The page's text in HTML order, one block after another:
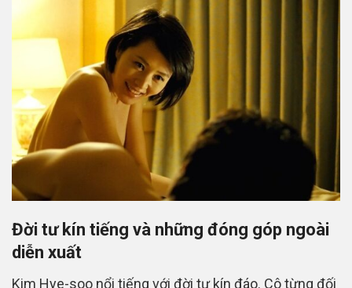
Đời tư kín tiếng và những đóng góp ngoài
diễn xuất
Kim Hye-soo nổi tiếng với đời tư kín đáo. Cô từng đối